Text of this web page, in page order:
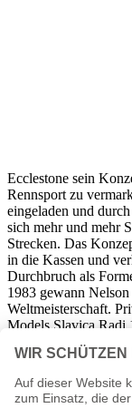
Ecclestone sein
Rennsport zu
eingeladen und
sich mehr und mehr
Strecken. Das
in die Kassen und
Durchbruch als
1983 gewann
Weltmeisterschaft.
Models Slavica Radi
Leben Ecclestones
Kinder Tamara und
Konzern.